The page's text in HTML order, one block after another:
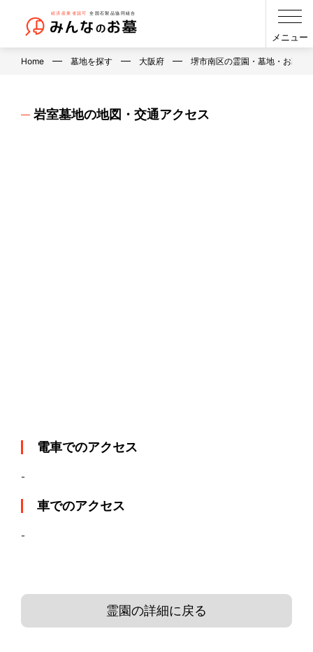
メニュー
Home 墓地を探す 大阪府 堺市南区の霊園・墓地・お墓
岩室墓地の地図・交通アクセス
電車でのアクセス
-
車でのアクセス
-
霊園の詳細に戻る